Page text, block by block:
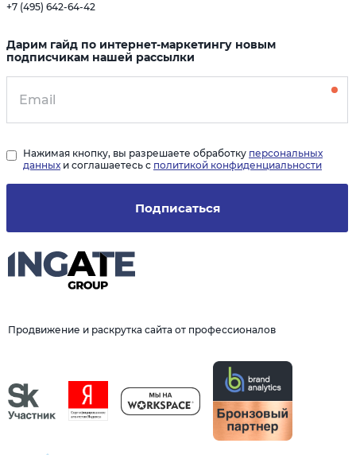
Продвижение и раскрутка сайта от профессионалов
+7 (495) 642-64-42
Дарим гайд по интернет-маркетингу новым
подписчикам нашей рассылки
Подписаться
Нажимая кнопку, вы разрешаете обработку персональных
данных и соглашаетесь с политикой конфиденциальности